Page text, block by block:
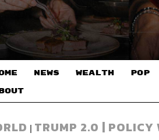
NEWS WEALTH POP
| TRUMP 2.0 | POLICY